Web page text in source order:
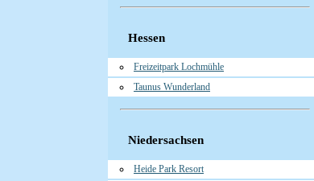
Hessen
Freizeitpark Lochmühle
Taunus Wunderland
Niedersachsen
Heide Park Resort